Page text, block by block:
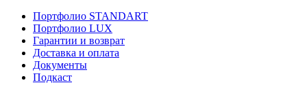
Портфолио STANDART
Портфолио LUX
Гарантии и возврат
Доставка и оплата
Документы
Подкаст